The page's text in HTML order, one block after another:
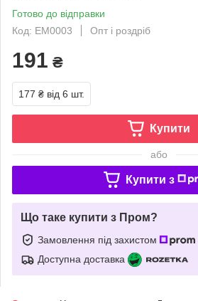
Готово до відправки
Код: EM0003
Опт і роздріб
191 ₴
177 ₴ від 6 шт.
Купити
або
Купити з
Що таке купити з Пром?
Замовлення під захистом
Доступна доставка